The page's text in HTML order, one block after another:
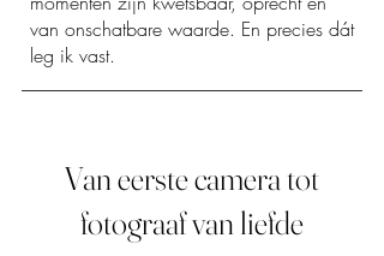
van onschatbare waarde. En precies dát
leg ik vast.
Van eerste camera tot
fotograaf van liefde